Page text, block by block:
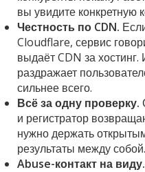
вы увидите конкретную
Честность по CDN.
Cloudflare, сервис
выдаёт CDN за
раздражает
сильнее всего.
Всё за одну проверку.
и регистратор
нужно держать
результаты между собой.
Abuse-контакт на виду.